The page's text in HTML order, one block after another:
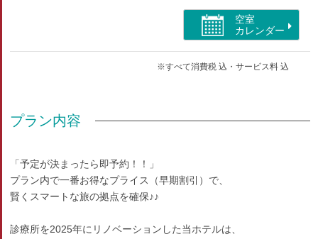
空室
カレンダー
※すべて消費税 込・サービス料 込
プラン内容
「予定が決まったら即予約！！」
プラン内で一番お得なプライス（早期割引）で、
賢くスマートな旅の拠点を確保♪♪
診療所を2025年にリノベーションした当ホテルは、